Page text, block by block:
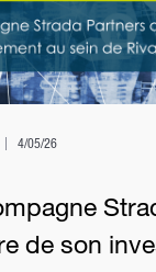
4/05/26
de son